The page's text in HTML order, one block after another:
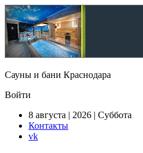
Сауны и бани Краснодара
Войти
8 августа | 2026 | Суббота
Контакты
vk